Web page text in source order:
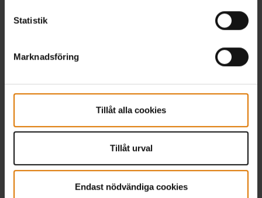
Statistik
Marknadsföring
Tillåt alla cookies
Tillåt urval
Endast nödvändiga cookies